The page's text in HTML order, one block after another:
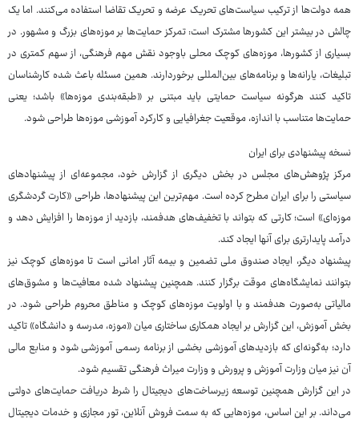
همه دولت‌ها از ترکیب سیاست‌های تحریک عرضه و تحریک تقاضا استفاده می‌کنند. اما یک
چالش در بیشتر این کشورها مشترک است: تمرکز حمایت‌ها بر موزه‌های بزرگ و مشهور. در
بسیاری از کشورها، موزه‌های کوچک محلی باوجود نقش مهم فرهنگی، از سهم کمتری در
تبلیغات، یارانه‌ها و برنامه‌های بین‌المللی برخوردارند. همین مسئله باعث شده کارشناسان
تاکید کنند هرگونه سیاست حمایتی باید مبتنی بر «طبقه‌بندی موزه‌ها» باشد؛ یعنی
حمایت‌ها متناسب با اندازه، موقعیت جغرافیایی و کارکرد آموزشی موزه‌ها طراحی شود.
نسخه پیشنهادی برای ایران
مرکز پژوهش‌های مجلس در بخش دیگری از گزارش خود، مجموعه‌ای از پیشنهادهای
سیاستی را برای ایران مطرح کرده است. مهم‌ترین این پیشنهادها، طراحی «کارت گردشگری
موزه‌ای» است؛ کارتی که بتواند با تخفیف‌های هدفمند، بازدید از موزه‌ها را افزایش دهد و
درآمد پایدارتری برای آنها ایجاد کند.
پیشنهاد دیگر، ایجاد صندوق ملی تضمین و بیمه آثار امانی است تا موزه‌های کوچک نیز
بتوانند نمایشگاه‌های موقت برگزار کنند. همچنین پیشنهاد شده معافیت‌ها و مشوق‌های
مالیاتی به‌صورت هدفمند و با اولویت موزه‌های کوچک و مناطق محروم طراحی شود. در
بخش آموزش، این گزارش بر ایجاد همکاری ساختاری میان «موزه، مدرسه و دانشگاه» تاکید
دارد؛ به‌گونه‌ای که بازدیدهای آموزشی بخشی از برنامه رسمی آموزشی شود و منابع مالی
آن نیز میان وزارت آموزش و پرورش و وزارت میراث فرهنگی تقسیم شود.
در این گزارش همچنین توسعه زیرساخت‌های دیجیتال را شرط دریافت حمایت‌های دولتی
می‌داند. بر این اساس، موزه‌هایی که به سمت فروش آنلاین، تور مجازی و خدمات دیجیتال